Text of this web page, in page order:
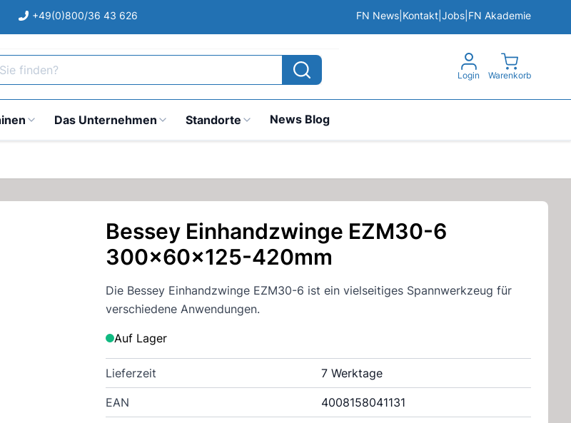
+49(0)800/36 43 626 FN News Kontakt Jobs FN Akademie
finden?
Login
View cart,
Warenkorb
Das Unternehmen Standorte News Blog
Bessey Einhandzwinge EZM30-6
300x60x125-420mm
Die Bessey Einhandzwinge EZM30-6 ist ein vielseitiges Spannwerkzeug für
verschiedene Anwendungen.
Auf Lager
Lieferzeit 7 Werktage
EAN 4008158041131